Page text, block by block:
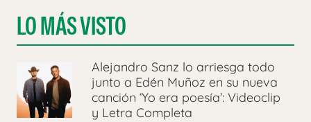
LO MÁS VISTO
Alejandro Sanz lo arriesga todo
junto a Edén Muñoz en su nueva
canción ‘Yo era poesía’: Videoclip
y Letra Completa